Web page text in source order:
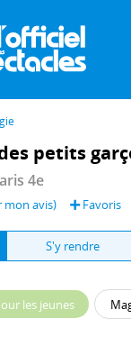
petits
4e
mon avis) Favoris
S'y rendre
les jeunes